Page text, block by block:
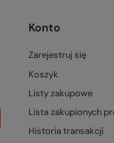
Konto
Zarejestruj się
Koszyk
Listy zakupowe
Lista zakupionych
Historia transakcji